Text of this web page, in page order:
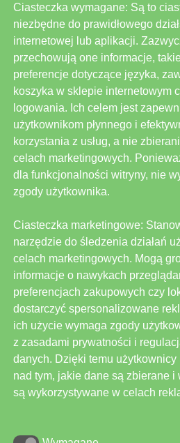
która to grupa obejmowały budowę
Zagospodarowania Odpadów w
rekultywację 13 gminnych
powierzchni ok. 30 ha,
ochrony środowiska.
Read More
Przybroda – pokazowa
/
Biogazownia Przybroda, została
współpracy z Uniwersytetem
Od początku istnienia instalacja
demonstracyjno-doświadczalny i
edukacyjnych. Od czasu jej
blisko 12 tysięcy osób.
Read More
Ciasteczka wymagane: Są to
niezbędne do prawidłowego
internetowej lub aplikacji.
przechowują one informacje,
preferencje dotyczące języka,
koszyka w sklepie internetowym
logowania. Ich celem jest
użytkownikom płynnego i
korzystania z usług, a nie
celach marketingowych.
dla funkcjonalności witryny, nie
zgody użytkownika.
Ciasteczka marketingowe:
narzędzie do śledzenia działań
celach marketingowych. Mogą
informacje o nawykach
preferencjach zakupowych czy
dostarczyć spersonalizowane
ich użycie wymaga zgody
z zasadami prywatności i
danych. Dzięki temu użytkownicy
nad tym, jakie dane są zbierane i
są wykorzystywane w celach